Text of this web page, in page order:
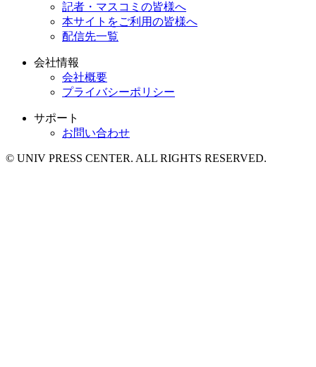
記者・マスコミの皆様へ
本サイトをご利用の皆様へ
配信先一覧
会社情報
会社概要
プライバシーポリシー
サポート
お問い合わせ
© UNIV PRESS CENTER. ALL RIGHTS RESERVED.